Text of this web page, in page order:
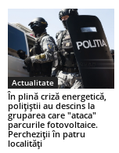
Actualitate
În plină criză energetică,
polițiștii au descins la
gruparea care "ataca"
parcurile fotovoltaice.
Percheziții în patru
localități